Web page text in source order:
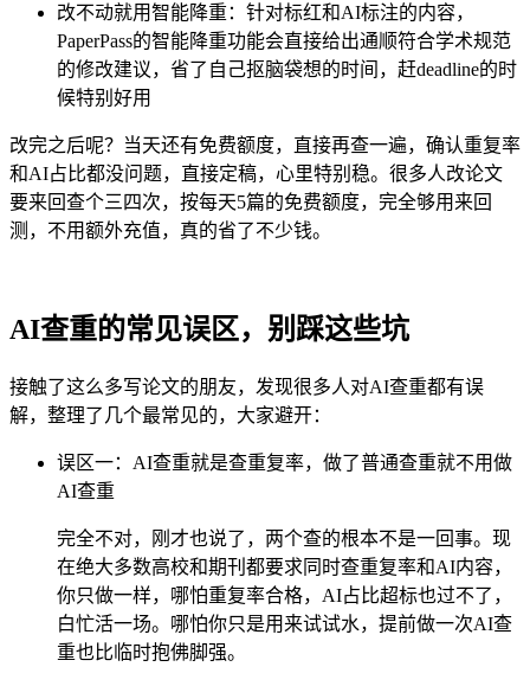
改不动就用智能降重：针对标红和AI标注的内容，
PaperPass的智能降重功能会直接给出通顺符合学术规范
的修改建议，省了自己抠脑袋想的时间，赶deadline的时
候特别好用
改完之后呢？当天还有免费额度，直接再查一遍，确认重复率
和AI占比都没问题，直接定稿，心里特别稳。很多人改论文
要来回查个三四次，按每天5篇的免费额度，完全够用来回
测，不用额外充值，真的省了不少钱。
AI查重的常见误区，别踩这些坑
接触了这么多写论文的朋友，发现很多人对AI查重都有误
解，整理了几个最常见的，大家避开：
误区一：AI查重就是查重复率，做了普通查重就不用做
AI查重
完全不对，刚才也说了，两个查的根本不是一回事。现
在绝大多数高校和期刊都要求同时查重复率和AI内容，
你只做一样，哪怕重复率合格，AI占比超标也过不了，
白忙活一场。哪怕你只是用来试试水，提前做一次AI查
重也比临时抱佛脚强。